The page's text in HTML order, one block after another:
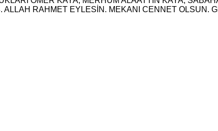
RAHMET EYLESİN. MEKANI CENNET OLSUN.